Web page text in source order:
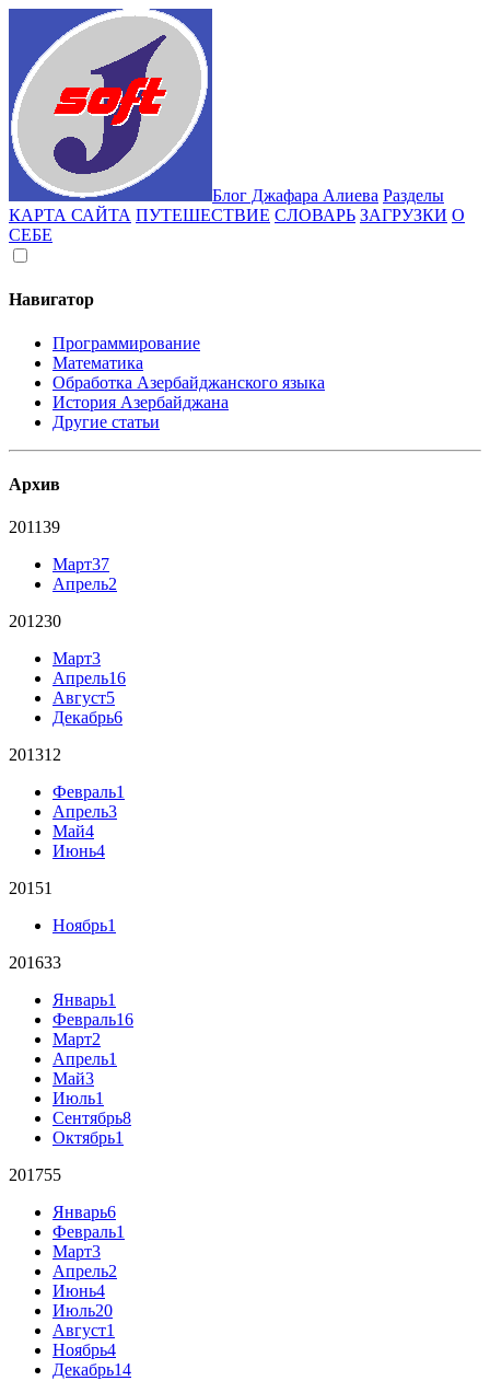
Блог Джафара Алиева Разделы
КАРТА САЙТА ПУТЕШЕСТВИЕ СЛОВАРЬ ЗАГРУЗКИ О
СЕБЕ
Навигатор
Программирование
Математика
Обработка Азербайджанского языка
История Азербайджана
Другие статьи
Архив
201139
Март37
Апрель2
201230
Март3
Апрель16
Август5
Декабрь6
201312
Февраль1
Апрель3
Май4
Июнь4
20151
Ноябрь1
201633
Январь1
Февраль16
Март2
Апрель1
Май3
Июль1
Сентябрь8
Октябрь1
201755
Январь6
Февраль1
Март3
Апрель2
Июнь4
Июль20
Август1
Ноябрь4
Декабрь14